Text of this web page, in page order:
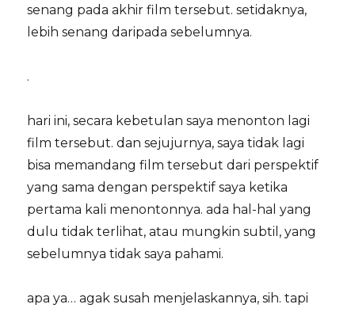
senang pada akhir film tersebut. setidaknya,
lebih senang daripada sebelumnya.
.
hari ini, secara kebetulan saya menonton lagi
film tersebut. dan sejujurnya, saya tidak lagi
bisa memandang film tersebut dari perspektif
yang sama dengan perspektif saya ketika
pertama kali menontonnya. ada hal-hal yang
dulu tidak terlihat, atau mungkin subtil, yang
sebelumnya tidak saya pahami.
apa ya… agak susah menjelaskannya, sih. tapi